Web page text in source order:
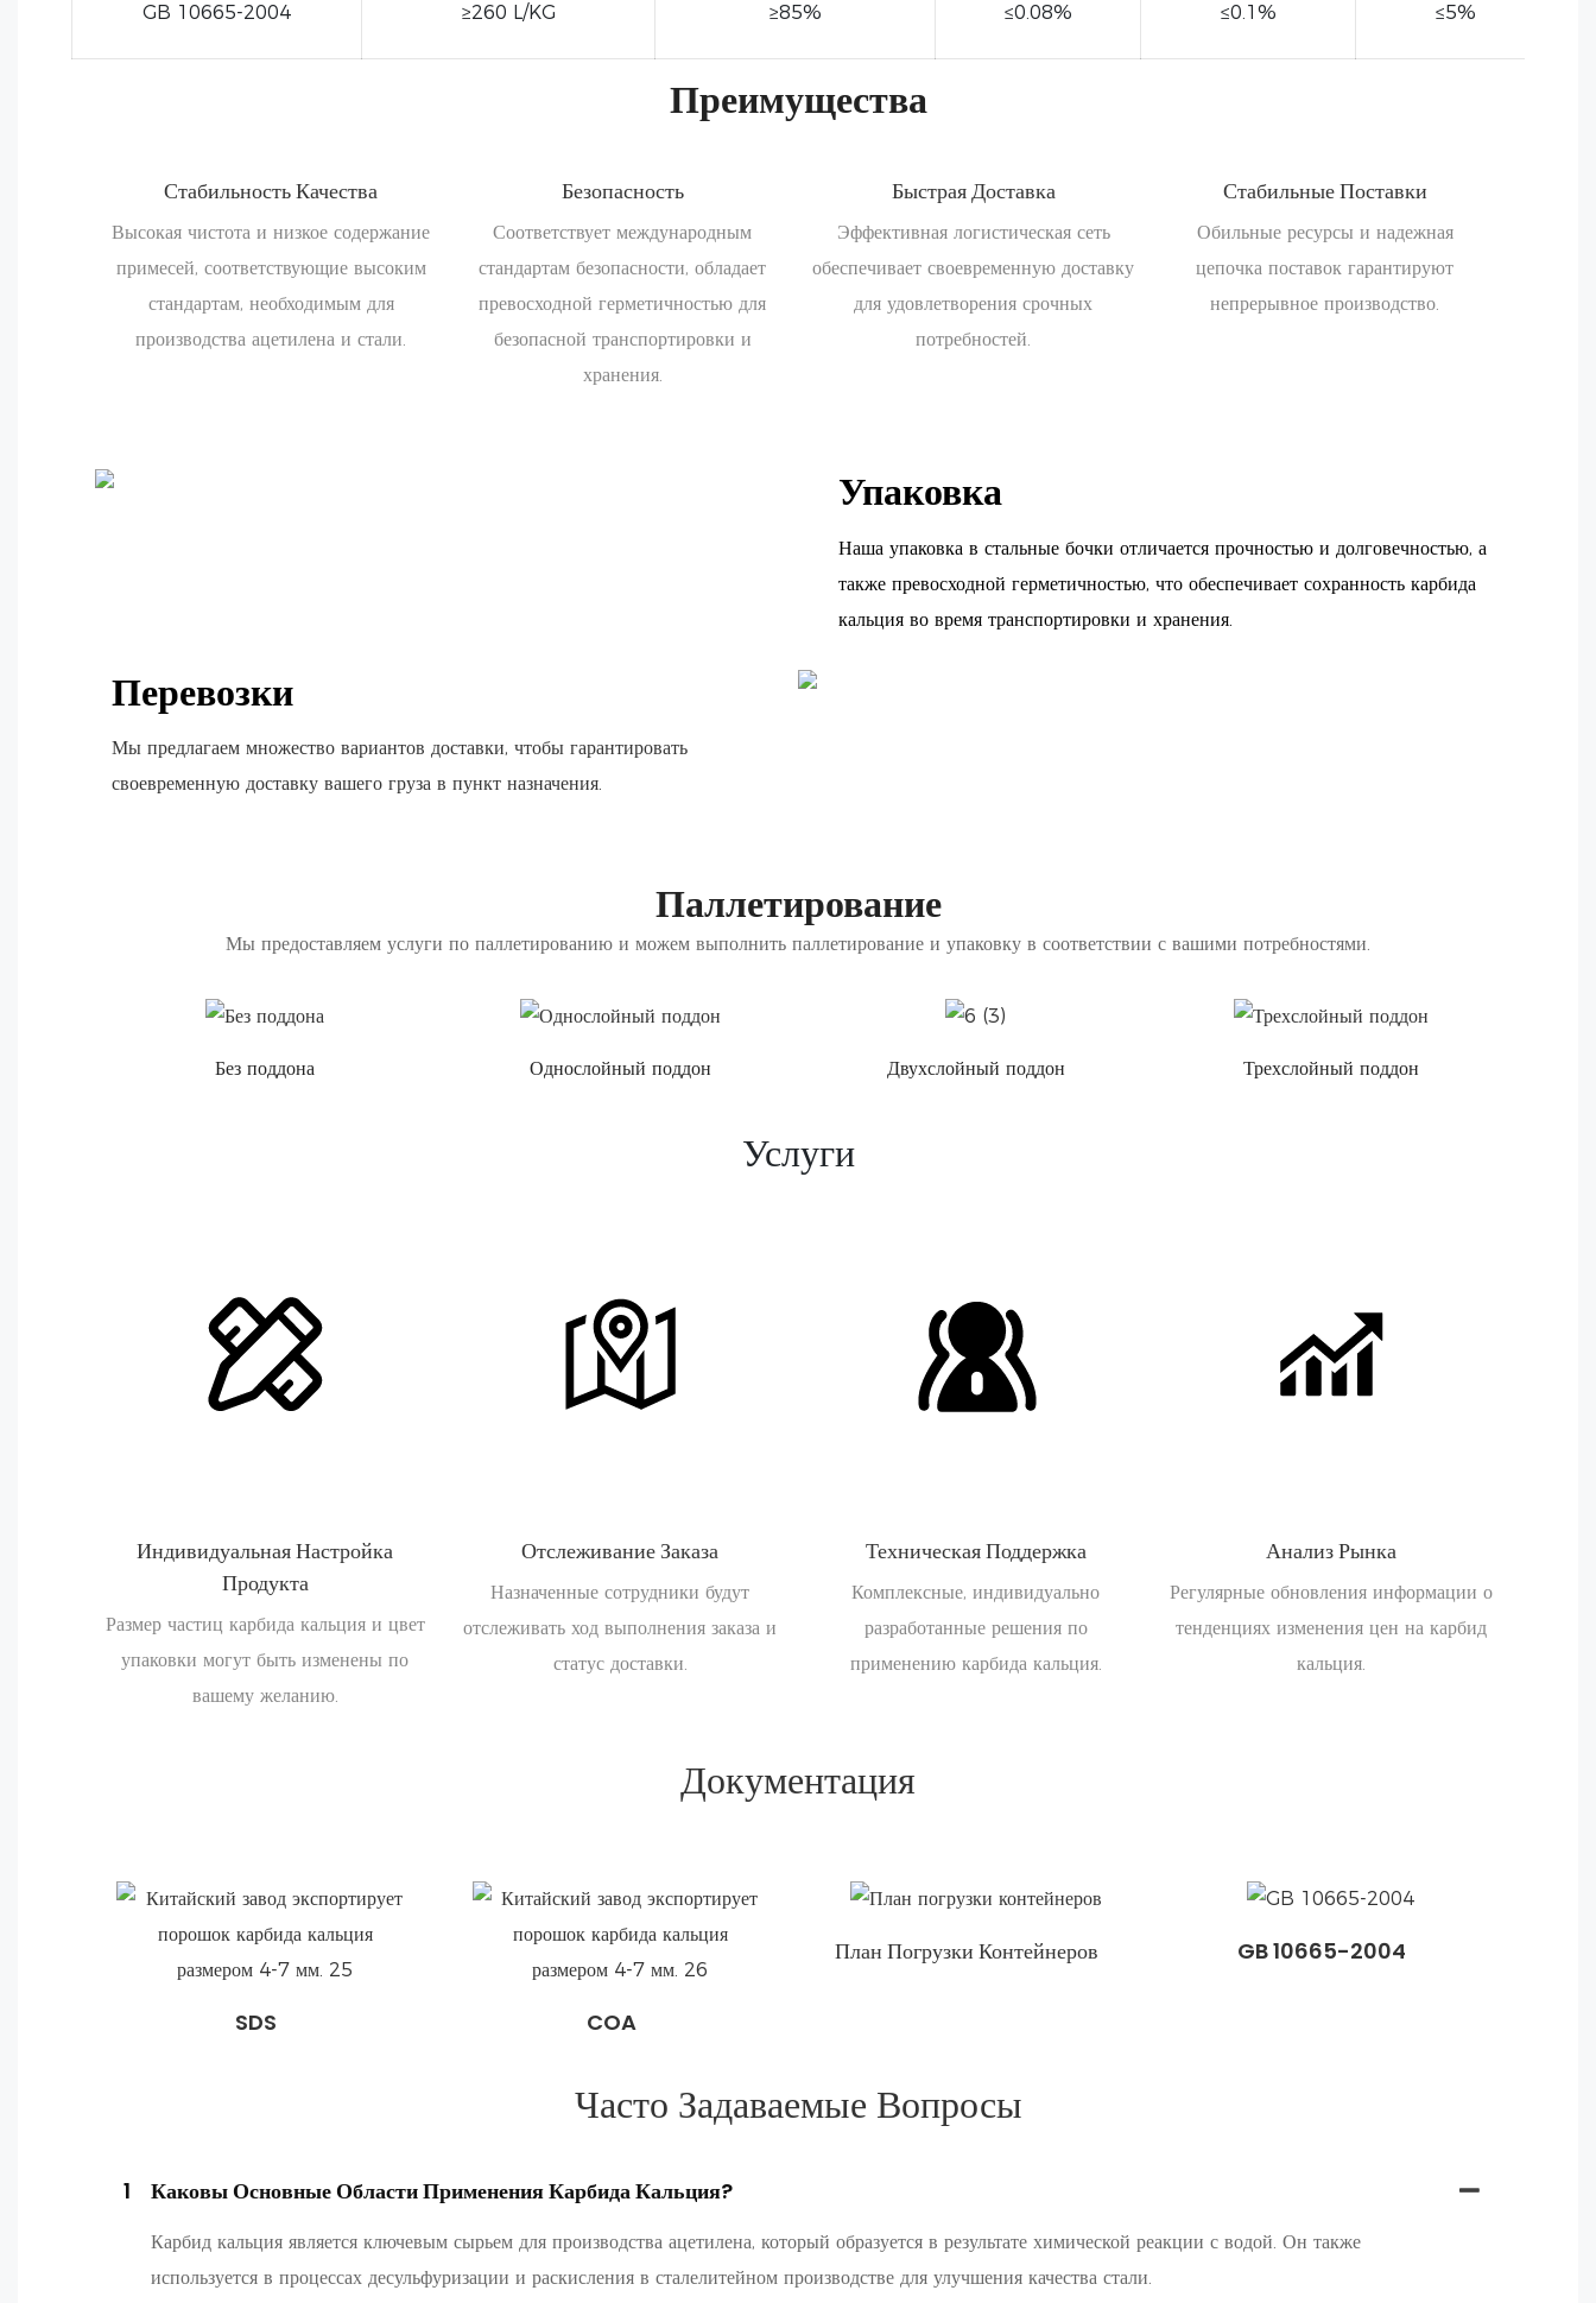
GB 10665-2004 ≥260 L/KG ≥85% ≤0.08% ≤0.1% ≤5%
Преимущества
Стабильность Качества
Высокая чистота и низкое содержание
примесей, соответствующие высоким
стандартам, необходимым для
производства ацетилена и стали.
Безопасность
Соответствует международным
стандартам безопасности, обладает
превосходной герметичностью для
безопасной транспортировки и
хранения.
Быстрая Доставка
Эффективная логистическая сеть
обеспечивает своевременную доставку
для удовлетворения срочных
потребностей.
Стабильные Поставки
Обильные ресурсы и надежная
цепочка поставок гарантируют
непрерывное производство.
Упаковка
Наша упаковка в стальные бочки отличается прочностью и долговечностью, а
также превосходной герметичностью, что обеспечивает сохранность карбида
кальция во время транспортировки и хранения.
Перевозки
Мы предлагаем множество вариантов доставки, чтобы гарантировать
своевременную доставку вашего груза в пункт назначения.
Паллетирование
Мы предоставляем услуги по паллетированию и можем выполнить паллетирование и упаковку в соответствии с вашими потребностями.
Без поддона Однослойный поддон Двухслойный поддон Трехслойный поддон
Услуги
Индивидуальная Настройка
Продукта
Размер частиц карбида кальция и цвет
упаковки могут быть изменены по
вашему желанию.
Отслеживание Заказа
Назначенные сотрудники будут
отслеживать ход выполнения заказа и
статус доставки.
Техническая Поддержка
Комплексные, индивидуально
разработанные решения по
применению карбида кальция.
Анализ Рынка
Регулярные обновления информации о
тенденциях изменения цен на карбид
кальция.
Документация
SDS COA
План Погрузки Контейнеров GB 10665-2004
Часто Задаваемые Вопросы
1 Каковы Основные Области Применения Карбида Кальция?
Карбид кальция является ключевым сырьем для производства ацетилена, который образуется в результате химической реакции с водой. Он также
используется в процессах десульфуризации и раскисления в сталелитейном производстве для улучшения качества стали.